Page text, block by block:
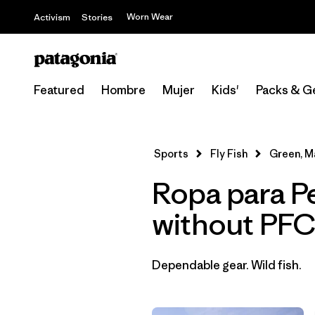
Activism Stories Worn Wear
Featured Hombre Mujer Kids' Packs &
Sports Fly Fish Green,
Ropa para
without
Dependable gear. Wild fish.